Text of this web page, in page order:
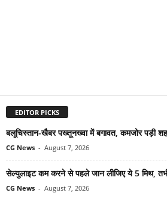
EDITOR PICKS
बलूचिस्तान-खैबर पख्तूनख्वा में बगावत, कमजोर पड़ी
CG News - August 7, 2026
सेल्युलाइट कम करने से पहले जान लीजिए ये 5 मिथ,
CG News - August 7, 2026